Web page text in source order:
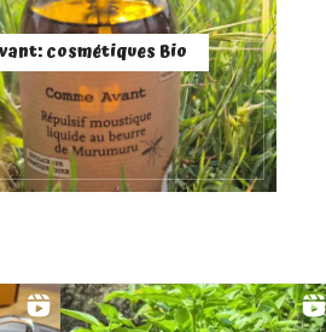
cosmétiques Bio